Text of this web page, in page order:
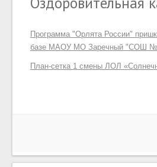
Программа "Орлята России"
базе МАОУ МО Заречный "СОШ
План-сетка 1 смены ЛОЛ